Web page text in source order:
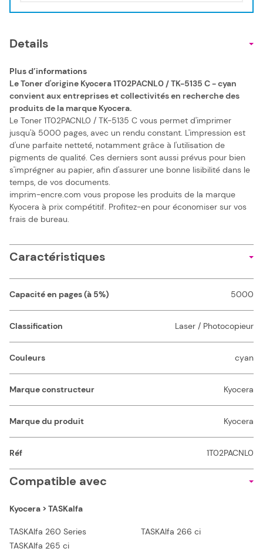
Details
Plus d’informations
Le Toner d'origine Kyocera 1T02PACNL0 / TK-5135 C - cyan
convient aux entreprises et collectivités en recherche des
produits de la marque Kyocera.
Le Toner 1T02PACNL0 / TK-5135 C vous permet d'imprimer
jusqu'à 5000 pages, avec un rendu constant. L'impression est
d'une parfaite netteté, notamment grâce à l'utilisation de
pigments de qualité. Ces derniers sont aussi prévus pour bien
s'imprégner au papier, afin d'assurer une bonne lisibilité dans le
temps, de vos documents.
imprim-encre.com vous propose les produits de la marque
Kyocera à prix compétitif. Profitez-en pour économiser sur vos
frais de bureau.
Caractéristiques
Capacité en pages (à 5%) 5000
Classification Laser / Photocopieur
Couleurs cyan
Marque constructeur Kyocera
Marque du produit Kyocera
Réf 1T02PACNL0
Compatible avec
Kyocera > TASKalfa
TASKAlfa 260 Series
TASKAlfa 265 ci
TASKAlfa 266 ci